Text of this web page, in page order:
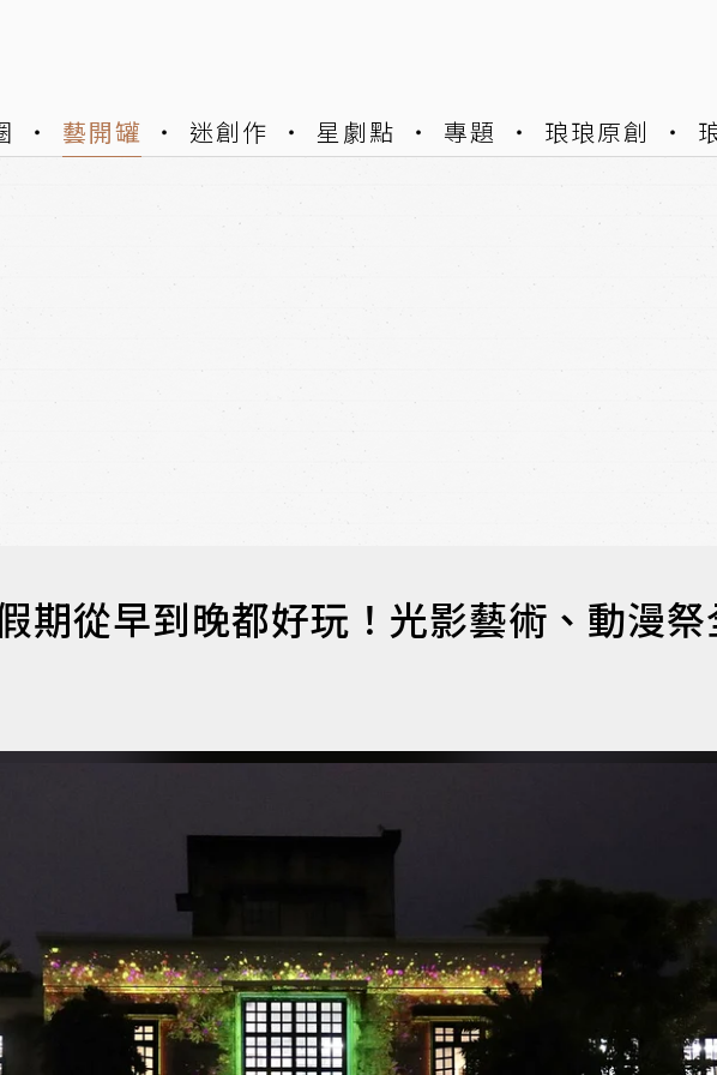
藝開罐 迷創作 星劇點 專題 琅琅原創
期從早到晚都好玩！光影藝術、動漫